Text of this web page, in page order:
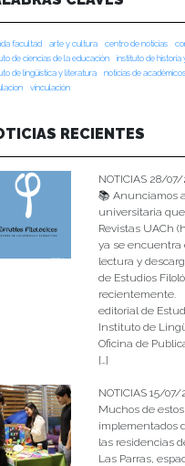
facultad arte y cultura centro de noticias
de ciencias de la educación
instituto de historia
de lingüística y literatura
noticias de académicos
vinculación
RECIENTES
NOTICIAS 28/07/
📚 Anunciamos
universitaria
Revistas UACh
ya se encuentra
lectura y
de Estudios
recientemente.
editorial de
Instituto de
Oficina de
[…]
NOTICIAS 15/07/
Muchos de
implementados
las residencias
Las Parras,